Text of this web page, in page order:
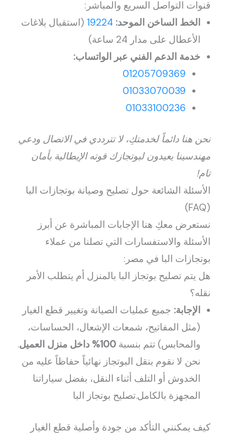
قنوات التواصل السريع والمباشر:
الخط الساخن الموحد: 19224 (استقبال بلاغات
الأعطال على مدار 24 ساعة)
خدمة الدعم الفني عبر الواتساب:
01205709369
01033070039
01033100236
نحن هنا دائماً لخدمتكِ، لا تترددي في الاتصال ودعي
مهندسينا يعيدون لبوتجازك قوته الإيطالية بأمان
تام!
الأسئلة الشائعة حول تصليح وصيانة بوتجازات البا
(FAQ)
نستعرض معكِ هنا الإجابات المباشرة عن أبرز
الأسئلة والاستفسارات التي تصلنا من عملاء
بوتجازات البا في مصر:
هل يتم تصليح بوتجاز البا بالمنزل أم يتطلب الأمر
نقله؟
الإجابة: جميع عمليات الصيانة وتغيير قطع الغيار
(مثل المفاتيح، شمعات الإشعال، الحساسات،
والمحابس) تتم بنسبة100% داخل منزل العميل
.
نحن لا نقوم بنقل البوتجاز نهائياً حفاظاً عليه من
الخدوش أو التلف أثناء النقل، بفضل سياراتنا
المجهزة بالكامل.تصليح بوتجاز البا
كيف يمكنني التأكد من جودة وأصلية قطع الغيار